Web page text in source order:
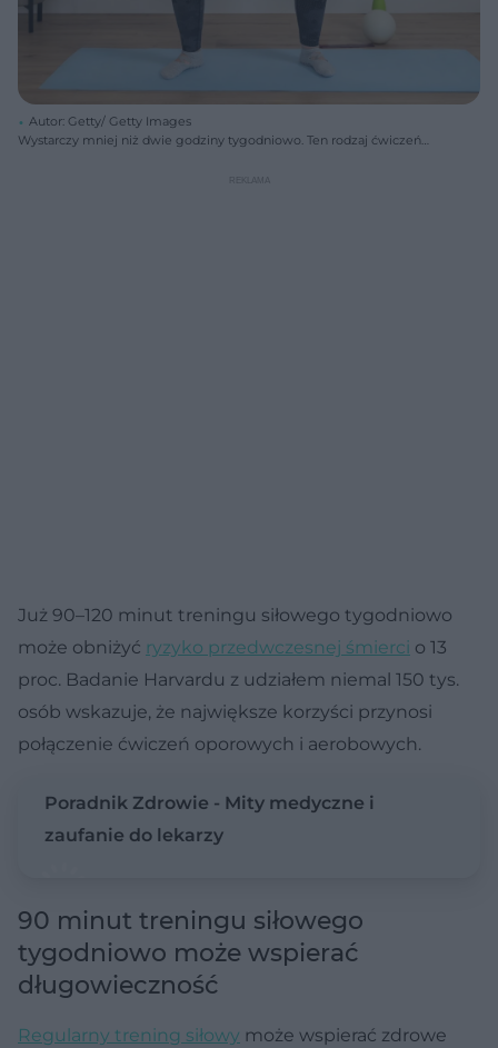
Autor: Getty/ Getty Images
Wystarczy mniej niż dwie godziny tygodniowo. Ten rodzaj ćwiczeń
Już 90–120 minut treningu siłowego tygodniowo
może obniżyć ryzyko przedwczesnej śmierci o 13
proc. Badanie Harvardu z udziałem niemal 150 tys.
osób wskazuje, że największe korzyści przynosi
połączenie ćwiczeń oporowych i aerobowych.
Poradnik Zdrowie - Mity medyczne i
zaufanie do lekarzy
90 minut treningu siłowego
tygodniowo może wspierać
długowieczność
Regularny trening siłowy może wspierać zdrowe